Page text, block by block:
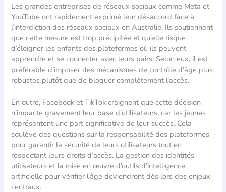
Les grandes entreprises de réseaux sociaux comme Meta et
YouTube ont rapidement exprimé leur désaccord face à
l’interdiction des réseaux sociaux en Australie. Ils soutiennent
que cette mesure est trop précipitée et qu’elle risque
d’éloigner les enfants des plateformes où ils peuvent
apprendre et se connecter avec leurs pairs. Selon eux, il est
préférable d’imposer des mécanismes de contrôle d’âge plus
robustes plutôt que de bloquer complètement l’accès.
En outre, Facebook et TikTok craignent que cette décision
n’impacte gravement leur base d’utilisateurs, car les jeunes
représentent une part significative de leur succès. Cela
soulève des questions sur la responsabilité des plateformes
pour garantir la sécurité de leurs utilisateurs tout en
respectant leurs droits d’accès. La gestion des identités
utilisateurs et la mise en œuvre d’outils d’intelligence
artificielle pour vérifier l’âge deviendront dès lors des enjeux
centraux.